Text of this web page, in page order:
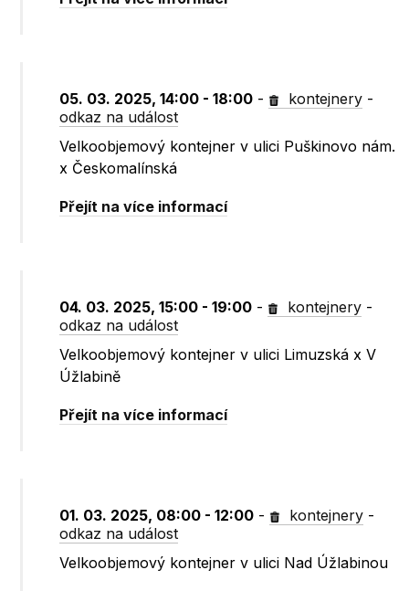
05. 03. 2025, 14:00 - 18:00 - kontejnery -
odkaz na událost
Velkoobjemový kontejner v ulici Puškinovo nám.
x Českomalínská
Přejít na více informací
04. 03. 2025, 15:00 - 19:00 - kontejnery -
odkaz na událost
Velkoobjemový kontejner v ulici Limuzská x V
Úžlabině
Přejít na více informací
01. 03. 2025, 08:00 - 12:00 - kontejnery -
odkaz na událost
Velkoobjemový kontejner v ulici Nad Úžlabinou